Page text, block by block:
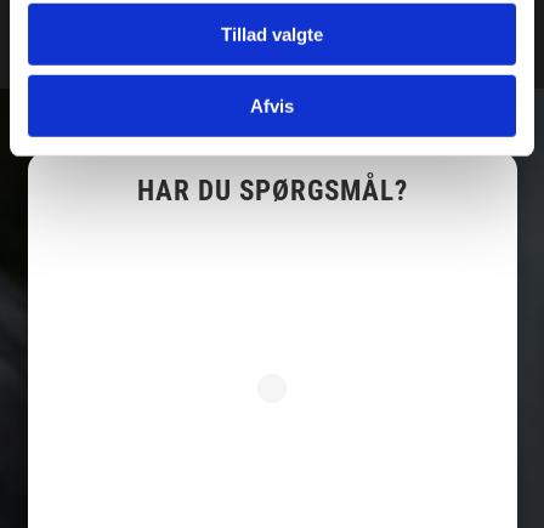
Tillad valgte
Afvis
HAR DU SPØRGSMÅL?